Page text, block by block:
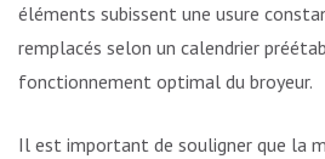
éléments subissent une usure
remplacés selon un calendrier
fonctionnement optimal du broyeur.
Il est important de souligner que la